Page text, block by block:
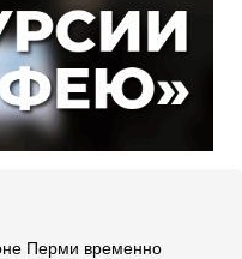
Перми временно